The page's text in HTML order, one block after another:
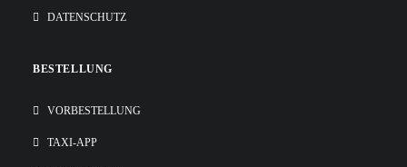
DATENSCHUTZ
BESTELLUNG
VORBESTELLUNG
TAXI-APP